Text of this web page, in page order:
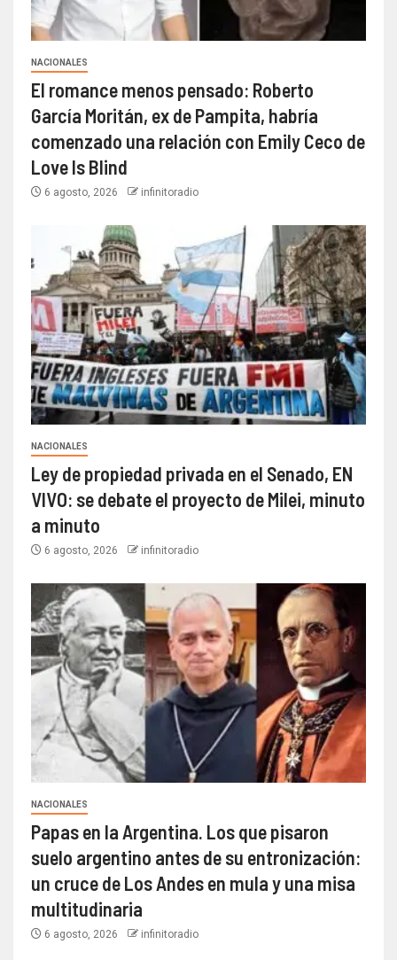
NACIONALES
El romance menos pensado: Roberto
García Moritán, ex de Pampita, habría
comenzado una relación con Emily Ceco de
Love Is Blind
6 agosto, 2026 infinitoradio
NACIONALES
Ley de propiedad privada en el Senado, EN
VIVO: se debate el proyecto de Milei, minuto
a minuto
6 agosto, 2026 infinitoradio
NACIONALES
Papas en la Argentina. Los que pisaron
suelo argentino antes de su entronización:
un cruce de Los Andes en mula y una misa
multitudinaria
6 agosto, 2026 infinitoradio